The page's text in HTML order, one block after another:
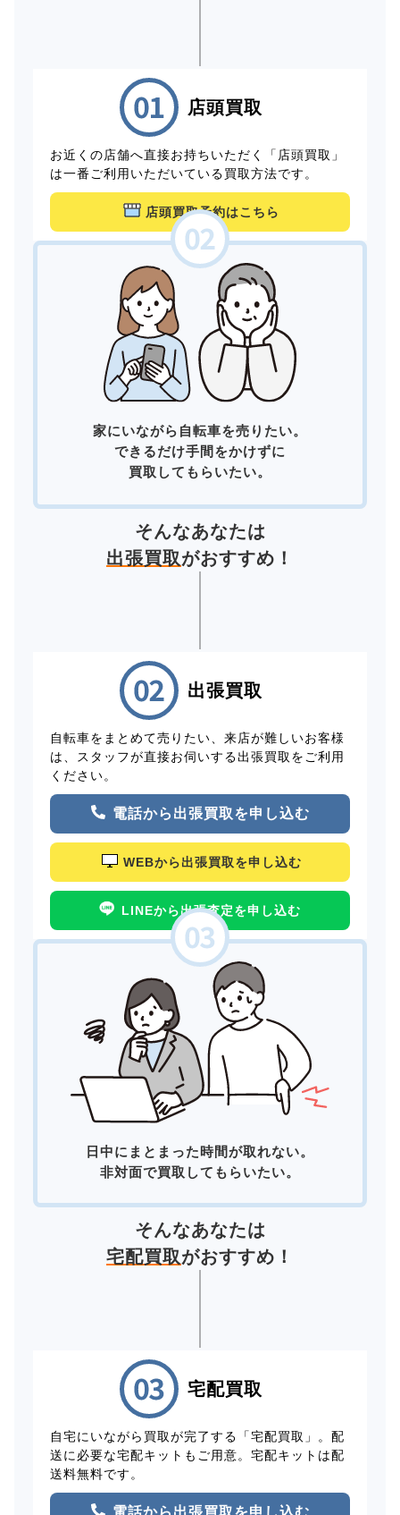
店頭買取
お近くの店舗へ直接お持ちいただく「店頭買取」
は一番ご利用いただいている買取方法です。
店頭買取予約はこちら
家にいながら自転車を売りたい。
できるだけ手間をかけずに
買取してもらいたい。
そんなあなたは
出張買取がおすすめ！
出張買取
自転車をまとめて売りたい、来店が難しいお客様
は、スタッフが直接お伺いする出張買取をご利用
ください。
電話から出張買取を申し込む
WEBから出張買取を申し込む
LINEから出張査定を申し込む
日中にまとまった時間が取れない。
非対面で買取してもらいたい。
そんなあなたは
宅配買取がおすすめ！
宅配買取
自宅にいながら買取が完了する「宅配買取」。配
送に必要な宅配キットもご用意。宅配キットは配
送料無料です。
電話から出張買取を申し込む